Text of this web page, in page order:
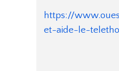
https://
et-aide-le-